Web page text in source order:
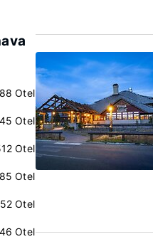
Otel
Otel
Otel
Otel
Otel
Otel